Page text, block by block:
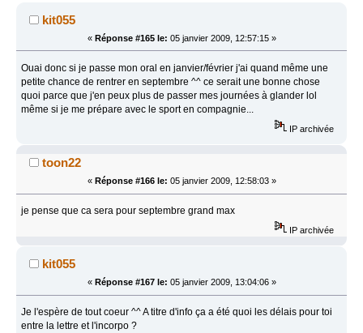
fois)kit055
« Réponse #165 le: 05 janvier 2009, 12:57:15 »
Ouai donc si je passe mon oral en janvier/février j'ai quand même une
petite chance de rentrer en septembre ^^ ce serait une bonne chose
quoi parce que j'en peux plus de passer mes journées à glander lol
même si je me prépare avec le sport en compagnie...
IP archivée
toon22
« Réponse #166 le: 05 janvier 2009, 12:58:03 »
je pense que ca sera pour septembre grand max
IP archivée
kit055
« Réponse #167 le: 05 janvier 2009, 13:04:06 »
Je l'espère de tout coeur ^^ A titre d'info ça a été quoi les délais pour toi
entre la lettre et l'incorpo ?